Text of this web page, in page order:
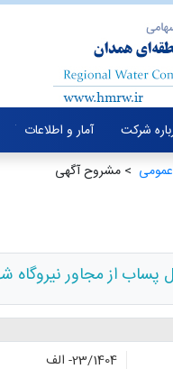
شرکت آمار و اطلاعات
عمومی ‏ > مشروح آگهی
پساب از مجاور
23/1404- الف